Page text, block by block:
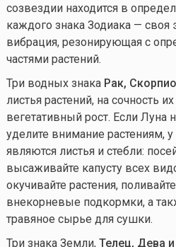
созвездии находится в
каждого знака Зодиака — своя
вибрация, резонирующая с
частями растений.
Три водных знака Рак,
листья растений, на сочность
вегетативный рост. Если Луна
уделите внимание растениям,
являются листья и стебли:
высаживайте капусту всех
окучивайте растения,
внекорневые подкормки, а
травяное сырье для сушки.
Три знака Земли, Телец, Дева